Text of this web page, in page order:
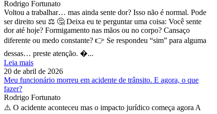
Rodrigo Fortunato
Voltou a trabalhar… mas ainda sente dor? Isso não é normal. Pode
ser direito seu ⚖️ 🤔 Deixa eu te perguntar uma coisa: Você sente
dor até hoje? Formigamento nas mãos ou no corpo? Cansaço
diferente ou medo constante? 👉 Se respondeu “sim” para alguma
dessas… preste atenção. �...
Leia mais
20 de abril de 2026
Meu funcionário morreu em acidente de trânsito. E agora, o que
fazer?
Rodrigo Fortunato
⚠️ O acidente aconteceu mas o impacto jurídico começa agora A